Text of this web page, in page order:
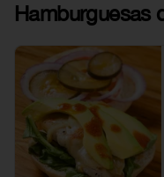
Hamburguesas